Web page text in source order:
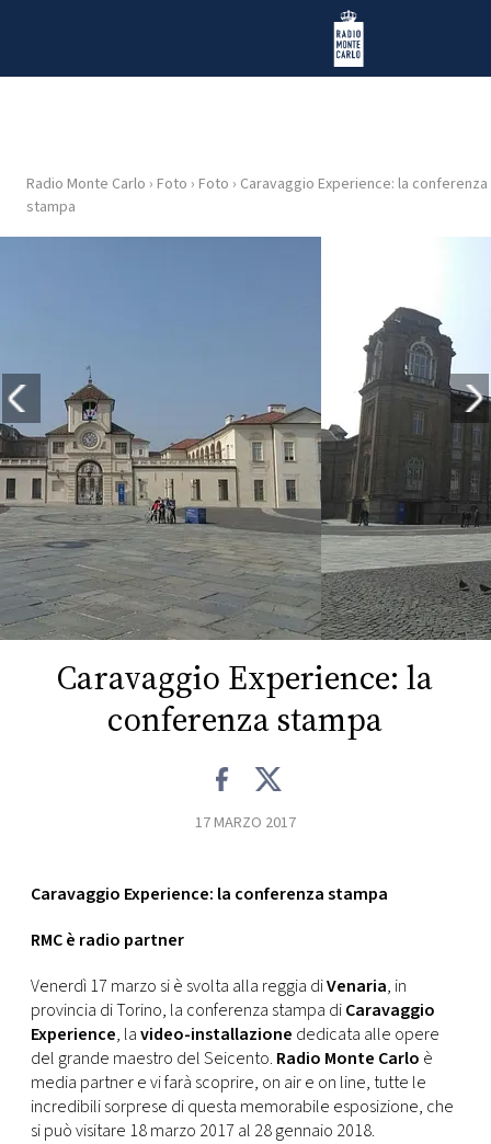
Radio Monte Carlo
HOME
PLAYLIST
NEWS
FOTO
CONCORSI
EVENTI
DI
MONACO
CONSIGLIA
Radio Monte Carlo › Foto › Foto › Caravaggio Experience: la conferenza
stampa
Caravaggio Experience: la
conferenza stampa
17 MARZO 2017
Caravaggio Experience: la conferenza stampa
RMC è radio partner
Venerdì 17 marzo si è svolta alla reggia diVenaria, in
provincia di Torino, la conferenza stampa diCaravaggio
Experience, lavideo-installazione dedicata alle opere
del grande maestro del Seicento. Radio Monte Carlo è
media partner e vi farà scoprire, on air e on line, tutte le
incredibili sorprese di questa memorabile esposizione, che
si può visitare 18 marzo 2017 al 28 gennaio 2018.